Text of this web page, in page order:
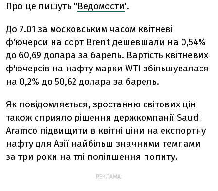
Про це пишуть "Ведомости".
До 7.01 за московським часом квітневі
ф'ючерси на сорт Brent дешевшали на 0,54%
до 60,69 долара за барель. Вартість квітневих
ф'ючерсів на нафту марки WTI збільшувалася
на 0,2% до 50,62 долара за барель.
Як повідомляється, зростанню світових цін
також сприяло рішення держкомпанії Saudi
Aramco підвищити в квітні ціни на експортну
нафту для Азії найбільш значними темпами
за три роки на тлі поліпшення попиту.
РЕКЛАМА: